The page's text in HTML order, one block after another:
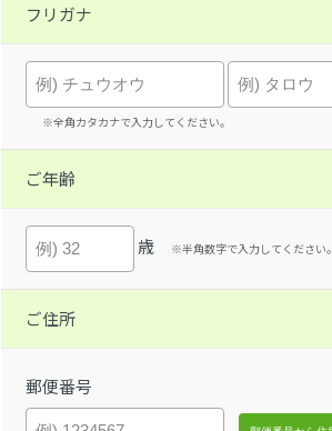
フリガナ
※全角カタカナで入力してください。
ご年齢
歳 ※半角数字で入力してください。
ご住所
郵便番号